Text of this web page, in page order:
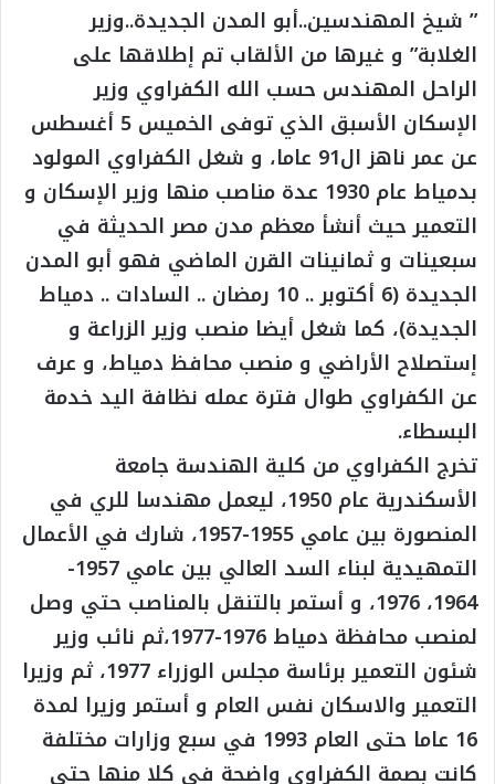
” شيخ المهندسين..أبو المدن الجديدة..وزير
الغلابة” و غيرها من الألقاب تم إطلاقها على
الراحل المهندس حسب الله الكفراوي وزير
الإسكان الأسبق الذي توفى الخميس 5 أغسطس
عن عمر ناهز ال91 عاما، و شغل الكفراوي المولود
بدمياط عام 1930 عدة مناصب منها وزير الإسكان و
التعمير حيث أنشأ معظم مدن مصر الحديثة في
سبعينات و ثمانينات القرن الماضي فهو أبو المدن
الجديدة (6 أكتوبر .. 10 رمضان .. السادات .. دمياط
الجديدة)، كما شغل أيضا منصب وزير الزراعة و
إستصلاح الأراضي و منصب محافظ دمياط، و عرف
عن الكفراوي طوال فترة عمله نظافة اليد خدمة
البسطاء.
تخرج الكفراوي من كلية الهندسة جامعة
الأسكندرية عام 1950، ليعمل مهندسا للري في
المنصورة بين عامي 1955-1957، شارك في الأعمال
التمهيدية لبناء السد العالي بين عامي 1957-
1964، 1976، و أستمر بالتنقل بالمناصب حتي وصل
لمنصب محافظة دمياط 1976-1977،ثم نائب وزير
شئون التعمير برئاسة مجلس الوزراء 1977، ثم وزيرا
التعمير والاسكان نفس العام و أستمر وزيرا لمدة
16 عاما حتى العام 1993 في سبع وزارات مختلفة
كانت بصمة الكفراوي واضحة في كلا منها حتى